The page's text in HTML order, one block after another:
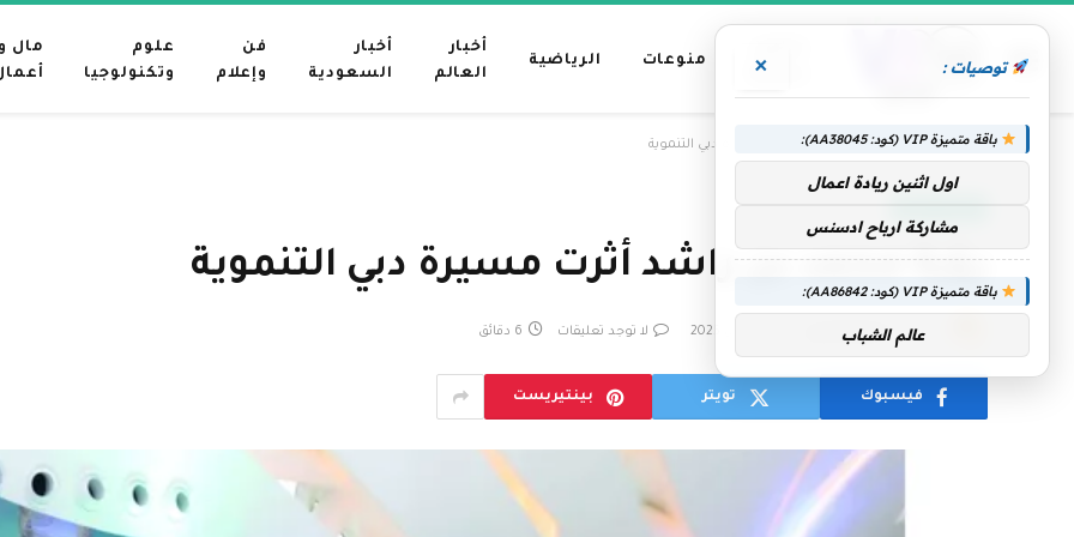
رئيسية
منوعات الرياضية
أخبار
العالم
أخبار
السعودية
فن
وإعلام
علوم
وتكنولوجيا
مال و
الرئيسية » رؤية محمد بن راشد أثرت مسيرة دبي التنموية
رؤية محمد بن راشد أثرت مسيرة دبي التنموية
بواسطة فريق التحرير لا توجد تعليقات 6 دقائق
فيسبوك تويتر بينتيريست
توصيات : ×
باقة متميزة VIP (كود: AA38045):
اول اثنين ريادة اعمال
مشاركة ارباح ادسنس
باقة متميزة VIP (كود: AA86842):
عالم الشباب